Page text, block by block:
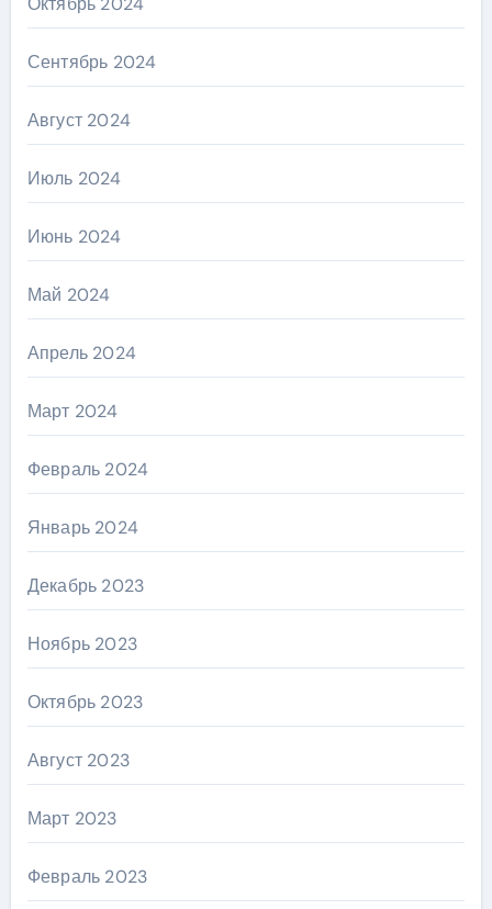
Сентябрь 2024
Август 2024
Июль 2024
Июнь 2024
Май 2024
Апрель 2024
Март 2024
Февраль 2024
Январь 2024
Декабрь 2023
Ноябрь 2023
Октябрь 2023
Август 2023
Март 2023
Февраль 2023